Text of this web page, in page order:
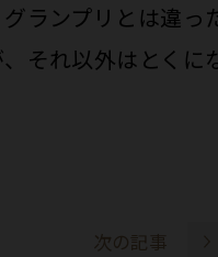
ランプリとは違っ
それ以外はとくに
次の記事